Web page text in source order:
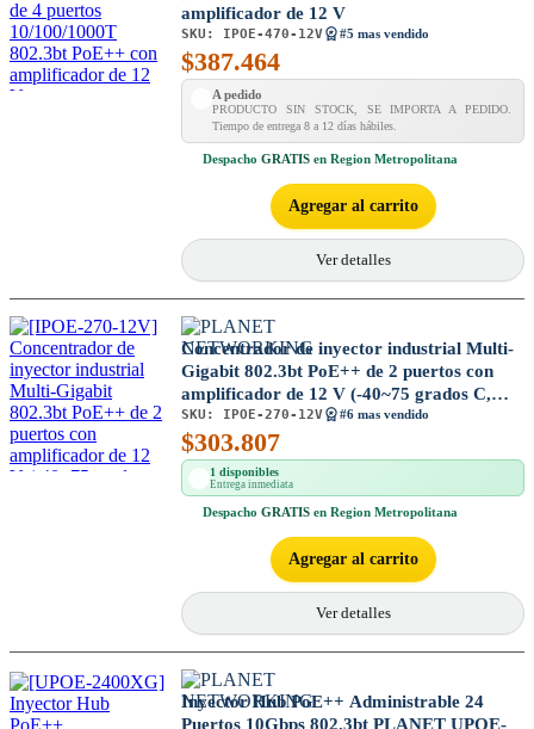
amplificador de 12 V
SKU: IPOE-470-12V #5 mas vendido
$387.464
A pedido
PRODUCTO SIN STOCK, SE IMPORTA A PEDIDO.
Tiempo de entrega 8 a 12 días hábiles.
Despacho GRATIS en Region Metropolitana
Agregar al carrito
Ver detalles
Concentrador de inyector industrial Multi-
Gigabit 802.3bt PoE++ de 2 puertos con
amplificador de 12 V (-40~75 grados C,
12~54 VCC)
SKU: IPOE-270-12V #6 mas vendido
$303.807
1 disponibles
Entrega inmediata
Despacho GRATIS en Region Metropolitana
Agregar al carrito
Ver detalles
Inyector Hub PoE++ Administrable 24
Puertos 10Gbps 802.3bt PLANET UPOE-